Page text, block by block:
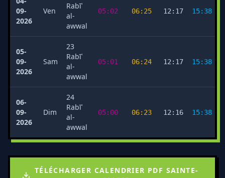
09-
2026
Ven
Rabīʿ
al-
awwal
05:02 06:25 12:17 15:38
05-
09-
2026
Sam
23
Rabīʿ
al-
awwal
05:01 06:24 12:17 15:38
06-
09-
2026
Dim
24
Rabīʿ
al-
awwal
05:00 06:23 12:16 15:38
TÉLÉCHARGER CALENDRIER PDF SAINTE-